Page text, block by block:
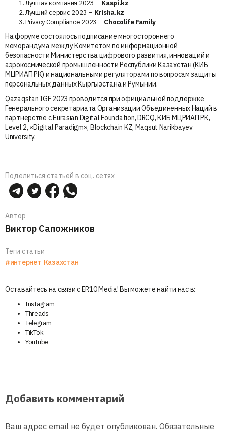
Лучшая компания 2023 – Kaspi.kz
Лучший сервис 2023 – Krisha.kz
Privacy Сompliance 2023 – Chocolife Family
На форуме состоялось подписание многостороннего
меморандума между Комитетом по информационной
безопасности Министерства цифрового развития, инноваций и
аэрокосмической промышленности Республики Казахстан (КИБ
МЦРИАП РК) и национальными регуляторами по вопросам защиты
персональных данных Кыргызстана и Румынии.
Qazaqstan IGF 2023 проводится при официальной поддержке
Генерального секретариата Организации Объединенных Наций в
партнерстве с Eurasian Digital Foundation, DRCQ, КИБ МЦРИАП РК,
Level 2, «Digital Paradigm», Blockchain KZ, Maqsut Narikbayev
University.
Поделиться статьей в соц. сетях
Автор
Виктор Сапожников
Теги статьи
#интернет Казахстан
Оставайтесь на связи с ER10 Media! Вы можете найти нас в:
Instagram
Threads
Telegram
TikTok
YouTube
Добавить комментарий
Ваш адрес email не будет опубликован. Обязательные